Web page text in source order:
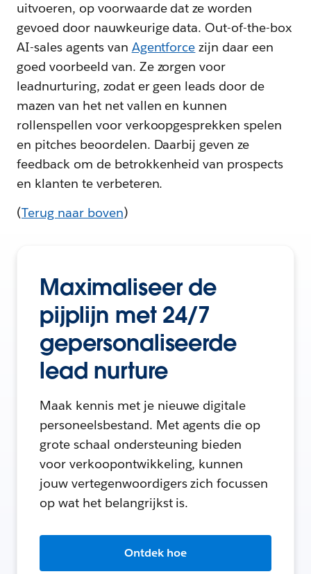
uitvoeren, op voorwaarde dat ze worden
gevoed door nauwkeurige data. Out-of-the-box
AI-sales agents van Agentforce zijn daar een
goed voorbeeld van. Ze zorgen voor
leadnurturing, zodat er geen leads door de
mazen van het net vallen en kunnen
rollenspellen voor verkoopgesprekken spelen
en pitches beoordelen. Daarbij geven ze
feedback om de betrokkenheid van prospects
en klanten te verbeteren.
(Terug naar boven)
Maximaliseer de
pijplijn met 24/7
gepersonaliseerde
lead nurture
Maak kennis met je nieuwe digitale
personeelsbestand. Met agents die op
grote schaal ondersteuning bieden
voor verkoopontwikkeling, kunnen
jouw vertegenwoordigers zich focussen
op wat het belangrijkst is.
Ontdek hoe